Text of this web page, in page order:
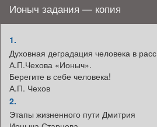
Ионыч задания — копия
1.
Духовная деградация человека в
А.П.Чехова «Ионыч».
Берегите в себе человека!
А.П. Чехов
2.
Этапы жизненного пути Дмитрия